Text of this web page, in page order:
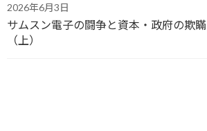
2026年6月3日
サムスン電子の闘争と資本・政府の欺瞞
（上）